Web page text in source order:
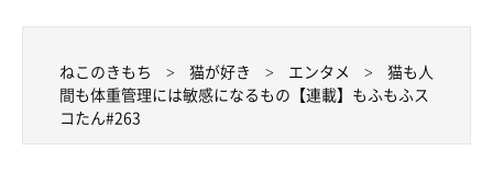
ねこのきもち 猫が好き エンタメ
猫も人
間も体重管理には敏感になるもの【連載】もふもふス
コたん#263